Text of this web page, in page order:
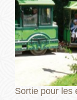
Sortie pour les